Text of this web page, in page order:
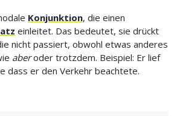
Konjunktion, die einen
einleitet. Das bedeutet, sie drückt
nicht passiert, obwohl etwas anderes
aberoder trotzdem. Beispiel: Er lief
dass er den Verkehr beachtete.